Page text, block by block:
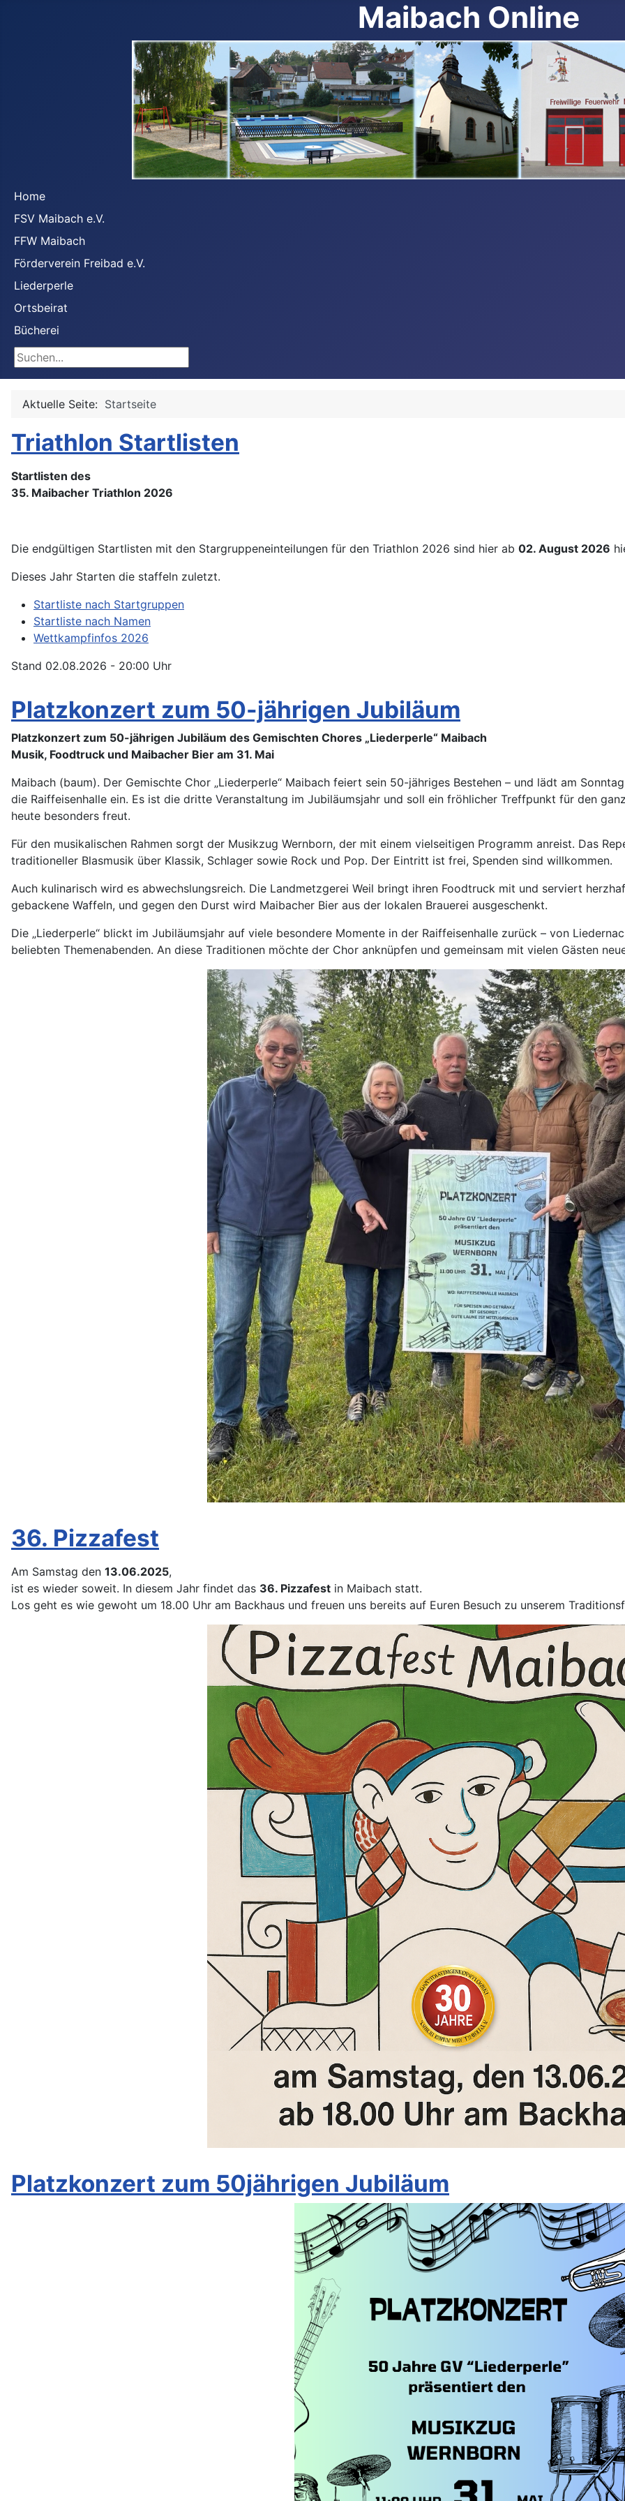
Maibach Online
Home
FSV Maibach e.V.
FFW Maibach
Förderverein Freibad e.V.
Liederperle
Ortsbeirat
Bücherei
Suchen
Aktuelle Seite: Startseite
Triathlon Startlisten
Startlisten des
35. Maibacher Triathlon 2026
Die endgültigen Startlisten mit den Stargruppeneinteilungen für den Triathlon 2026 sind hier ab 02. August 2026
Dieses Jahr Starten die staffeln zuletzt.
Startliste nach Startgruppen
Startliste nach Namen
Wettkampfinfos 2026
Stand 02.08.2026 - 20:00 Uhr
Platzkonzert zum 50-jährigen Jubiläum
Platzkonzert zum 50-jährigen Jubiläum des Gemischten Chores „Liederperle“ Maibach
Musik, Foodtruck und Maibacher Bier am 31. Mai
Maibach (baum). Der Gemischte Chor „Liederperle“ Maibach feiert sein 50-jähriges Bestehen – und lädt am
die Raiffeisenhalle ein. Es ist die dritte Veranstaltung im Jubiläumsjahr und soll ein fröhlicher Treffpunkt für den
heute besonders freut.
Für den musikalischen Rahmen sorgt der Musikzug Wernborn, der mit einem vielseitigen Programm anreist. Das
traditioneller Blasmusik über Klassik, Schlager sowie Rock und Pop. Der Eintritt ist frei, Spenden sind willkommen.
Auch kulinarisch wird es abwechslungsreich. Die Landmetzgerei Weil bringt ihren Foodtruck mit und serviert
gebackene Waffeln, und gegen den Durst wird Maibacher Bier aus der lokalen Brauerei ausgeschenkt.
Die „Liederperle“ blickt im Jubiläumsjahr auf viele besondere Momente in der Raiffeisenhalle zurück – von
beliebten Themenabenden. An diese Traditionen möchte der Chor anknüpfen und gemeinsam mit vielen Gästen
36. Pizzafest
Am Samstag den 13.06.2025,
ist es wieder soweit. In diesem Jahr findet das 36. Pizzafest in Maibach statt.
Los geht es wie gewoht um 18.00 Uhr am Backhaus und freuen uns bereits auf Euren Besuch zu unserem
Platzkonzert zum 50jährigen Jubiläum